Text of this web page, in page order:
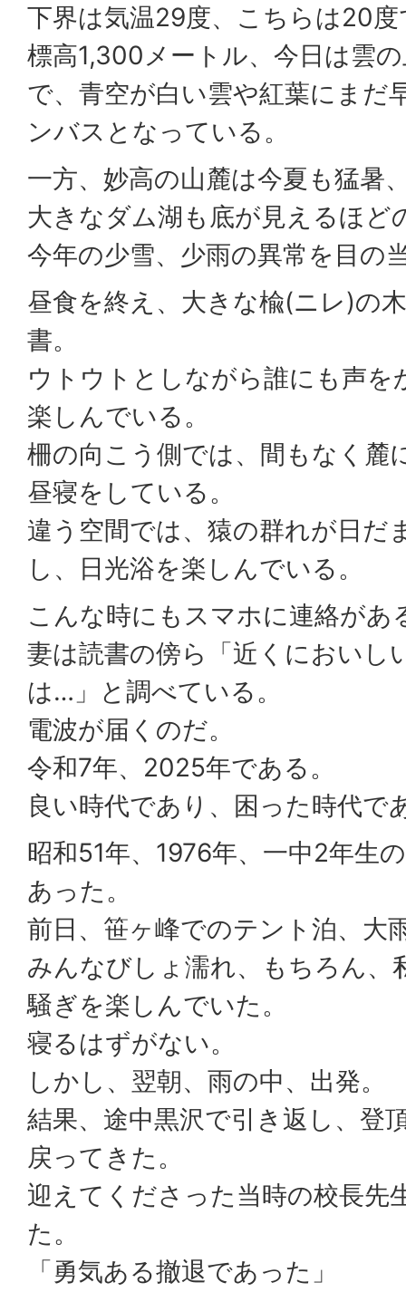
下界は気温29度、こちらは20
標高1,300メートル、今日は雲
で、青空が白い雲や紅葉にまだ
ンバスとなっている。
一方、妙高の山麓は今夏も猛暑
大きなダム湖も底が見えるほど
今年の少雪、少雨の異常を目の
昼食を終え、大きな楡(ニレ)の
書。
ウトウトとしながら誰にも声を
楽しんでいる。
柵の向こう側では、間もなく麓
昼寝をしている。
違う空間では、猿の群れが日だ
し、日光浴を楽しんでいる。
こんな時にもスマホに連絡があ
妻は読書の傍ら「近くにおいし
は…」と調べている。
電波が届くのだ。
令和7年、2025年である。
良い時代であり、困った時代で
昭和51年、1976年、一中2年生
あった。
前日、笹ヶ峰でのテント泊、大
みんなびしょ濡れ、もちろん、
騒ぎを楽しんでいた。
寝るはずがない。
しかし、翌朝、雨の中、出発。
結果、途中黒沢で引き返し、登
戻ってきた。
迎えてくださった当時の校長先
た。
「勇気ある撤退であった」